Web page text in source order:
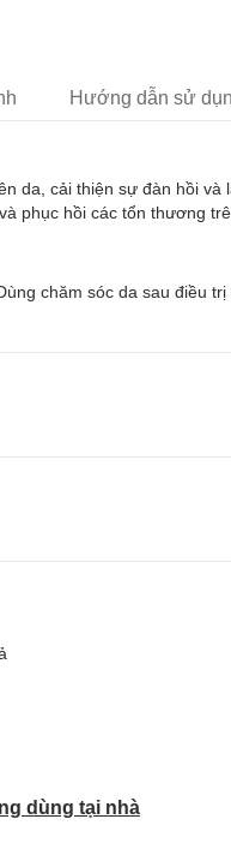
Hướng dẫn sử
da, cải thiện sự đàn hồi
phục hồi các tổn thương
chăm sóc da sau điều
dùng tại nhà